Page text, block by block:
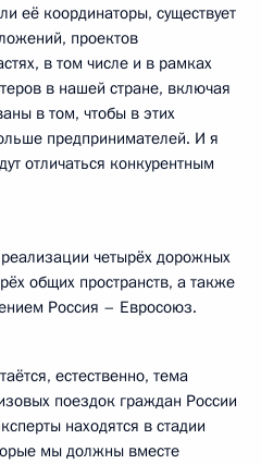
её координаторы, существует
проектов
в том числе и в рамках
в нашей стране, включая
в том, чтобы в этих
предпринимателей. И я
отличаться конкурентным
четырёх дорожных
общих пространств, а также
Россия – Евросоюз.
естественно, тема
поездок граждан России
находятся в стадии
мы должны вместе